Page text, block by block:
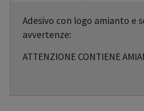
Adesivo con logo amianto e
avvertenze:
ATTENZIONE CONTIENE